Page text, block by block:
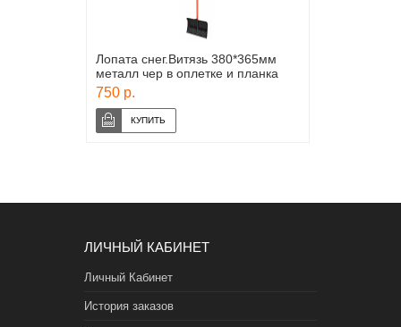
Лопата снег.Витязь 380*365мм
металл чер в оплетке и планка
750 р.
ЛИЧНЫЙ КАБИНЕТ
Личный Кабинет
История заказов